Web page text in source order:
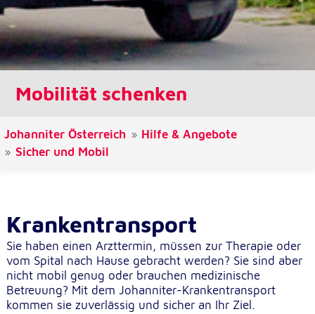
Mobilität schenken
Johanniter Österreich
Hilfe & Angebote
Sicher und Mobil
Krankentransport
Sie haben einen Arzttermin, müssen zur Therapie oder
vom Spital nach Hause gebracht werden? Sie sind aber
nicht mobil genug oder brauchen medizinische
Betreuung? Mit dem Johanniter-Krankentransport
kommen sie zuverlässig und sicher an Ihr Ziel.
Dieser Cookie speichert die gewählte
Einverständnisoption bezüglich Google Analytics
Opt-Out
Cookie Laufzeit:
Name:
Einverständnis-Optionen des Benutzers
Cookie Laufzeit:
1 Jahr